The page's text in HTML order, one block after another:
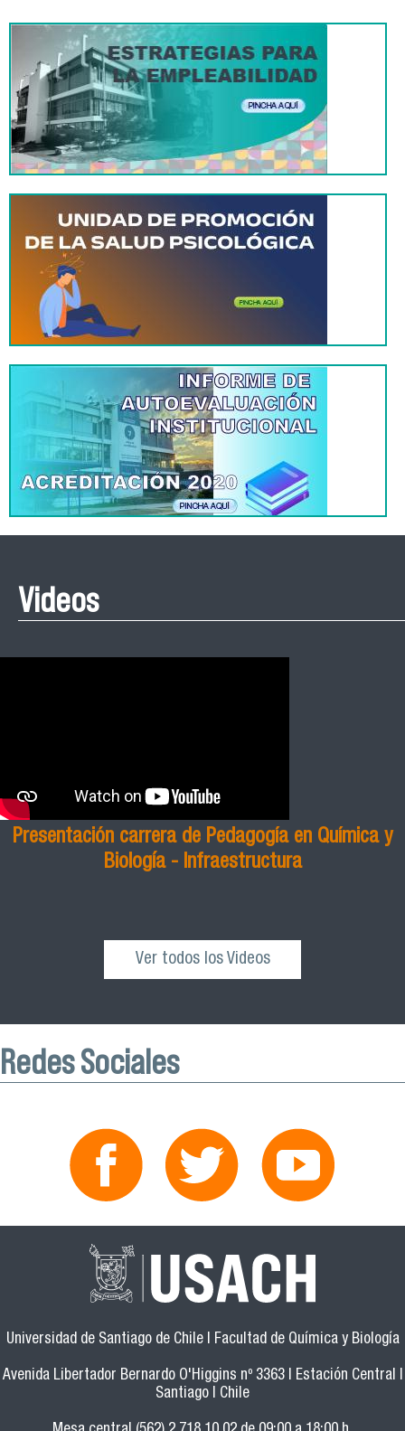
Videos
Presentación carrera de Pedagogía en Química y
Biología - Infraestructura
Ver todos los Videos
Redes Sociales
Universidad de Santiago de Chile | Facultad de Química y Biología
Avenida Libertador Bernardo O'Higgins nº 3363 | Estación Central |
Santiago | Chile